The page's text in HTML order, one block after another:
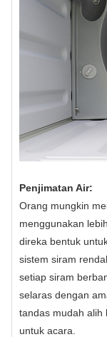
Penjimatan Air:
Orang mungkin
menggunakan
direka bentuk
sistem siram
setiap siram
selaras dengan
tandas mudah alih
untuk acara.